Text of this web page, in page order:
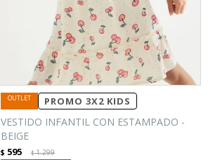
PROMO 3X2 KIDS
VESTIDO INFANTIL CON ESTAMPADO -
BEIGE
$ 595 $1.299